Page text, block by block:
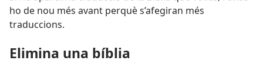
ho de nou més avant perquè s’afegiran més
traduccions.
Elimina una bíblia